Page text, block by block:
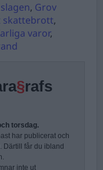
, Grov
skattebrott,
varor,
§rafs
torsdag.
har publicerat och
Därtill får du ibland
inte ut